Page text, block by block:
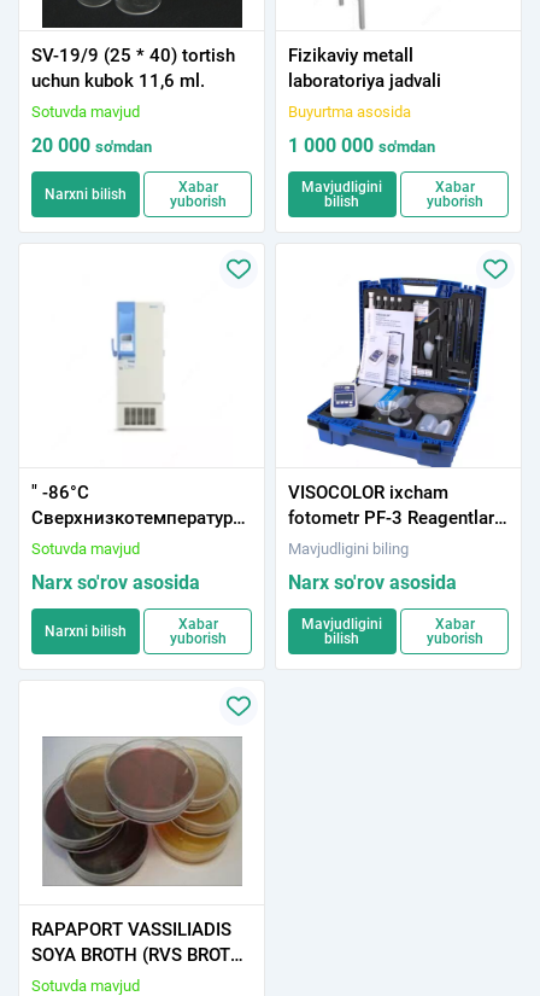
SV-19/9 (25 * 40) tortish
uchun kubok 11,6 ml.
Sotuvda mavjud
20 000 so'mdan
Narxni bilish
Xabar
yuborish
Fizikaviy metall
laboratoriya jadvali
Buyurtma asosida
1 000 000 so'mdan
Mavjudligini
bilish
Xabar
yuborish
" -86°C
Сверхнизкотемпературн
ый морозильник (DW-
HL398S, DW-HL528S, DW-
HL340)"
Sotuvda mavjud
Narx so'rov asosida
Narxni bilish
Xabar
yuborish
VISOCOLOR ixcham
fotometr PF‑3 Reagentlar
va aksessuarlar bilan birga
Mavjudligini biling
Narx so'rov asosida
Mavjudligini
bilish
Xabar
yuborish
RAPAPORT VASSILIADIS
SOYA BROTH (RVS BROTH)
(500 gr.) / Vasiladisning
Sotuvda mavjud